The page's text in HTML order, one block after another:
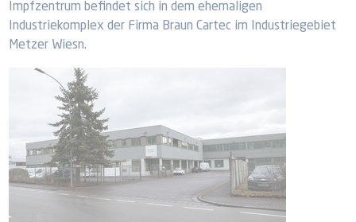
Impfzentrum befindet sich in dem ehemaligen
Industriekomplex der Firma Braun Cartec im Industriegebiet
Metzer Wiesn.